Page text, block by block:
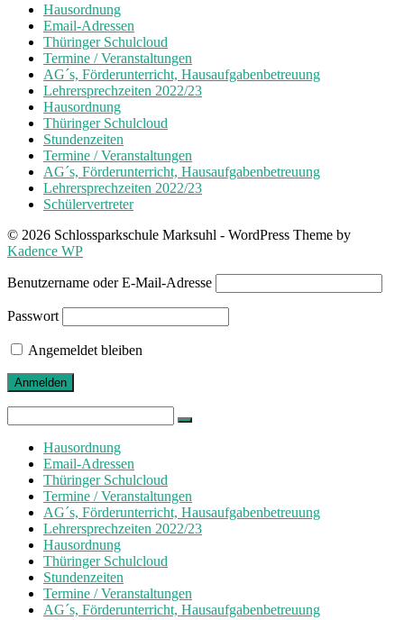
Hausordnung
Email-Adressen
Thüringer Schulcloud
Termine / Veranstaltungen
AG´s, Förderunterricht, Hausaufgabenbetreuung
Lehrersprechzeiten 2022/23
Hausordnung
Thüringer Schulcloud
Stundenzeiten
Termine / Veranstaltungen
AG´s, Förderunterricht, Hausaufgabenbetreuung
Lehrersprechzeiten 2022/23
Schülervertreter
© 2026 Schlossparkschule Marksuhl - WordPress Theme by
Kadence WP
Benutzername oder E-Mail-Adresse
Passwort
Angemeldet bleiben
for:
Hausordnung
Email-Adressen
Thüringer Schulcloud
Termine / Veranstaltungen
AG´s, Förderunterricht, Hausaufgabenbetreuung
Lehrersprechzeiten 2022/23
Hausordnung
Thüringer Schulcloud
Stundenzeiten
Termine / Veranstaltungen
AG´s, Förderunterricht, Hausaufgabenbetreuung